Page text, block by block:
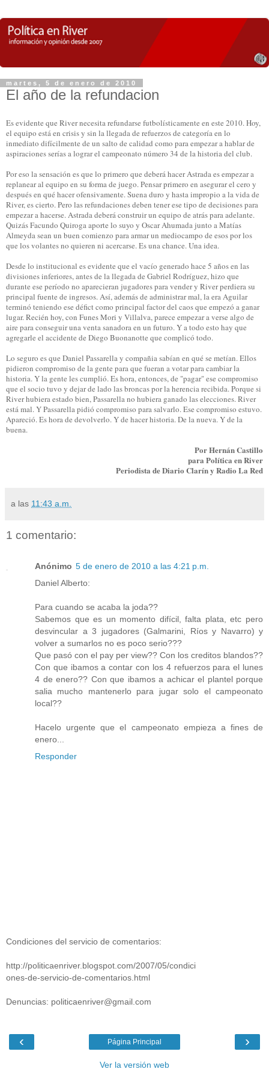
martes, 5 de enero de 2010
El año de la refundacion
Es evidente que River necesita refundarse futbolísticamente en este 2010. Hoy,
el equipo está en crisis y sin la llegada de refuerzos de categoría en lo
inmediato difícilmente de un salto de calidad como para empezar a hablar de
aspiraciones serías a lograr el campeonato número 34 de la historia del club.
Por eso la sensación es que lo primero que deberá hacer Astrada es empezar a
replanear al equipo en su forma de juego. Pensar primero en asegurar el cero y
después en qué hacer ofensivamente. Suena duro y hasta impropio a la vida de
River, es cierto. Pero las refundaciones deben tener ese tipo de decisiones para
empezar a hacerse. Astrada deberá construir un equipo de atrás para adelante.
Quizás Facundo Quiroga aporte lo suyo y Oscar Ahumada junto a Matías
Almeyda sean un buen comienzo para armar un mediocampo de esos por los
que los volantes no quieren ni acercarse. Es una chance. Una idea.
Desde lo institucional es evidente que el vacío generado hace 5 años en las
divisiones inferiores, antes de la llegada de Gabriel Rodríguez, hizo que
durante ese período no aparecieran jugadores para vender y River perdiera su
principal fuente de ingresos. Así, además de administrar mal, la era Aguilar
terminó teniendo ese défict como principal factor del caos que empezó a ganar
lugar. Recién hoy, con Funes Mori y Villalva, parece empezar a verse algo de
aire para conseguir una venta sanadora en un futuro. Y a todo esto hay que
agregarle el accidente de Diego Buonanotte que complicó todo.
Lo seguro es que Daniel Passarella y compañia sabían en qué se metían. Ellos
pidieron compromiso de la gente para que fueran a votar para cambiar la
historia. Y la gente les cumplió. Es hora, entonces, de "pagar" ese compromiso
que el socio tuvo y dejar de lado las broncas por la herencia recibida. Porque si
River hubiera estado bien, Passarella no hubiera ganado las elecciones. River
está mal. Y Passarella pidió compromiso para salvarlo. Ese compromiso estuvo.
Apareció. Es hora de devolverlo. Y de hacer historia. De la nueva. Y de la
buena.
Por Hernán Castillo
para Política en River
Periodista de Diario Clarín y Radio La Red
a las 11:43 a.m.
1 comentario:
Anónimo 5 de enero de 2010 a las 4:21 p.m.
Daniel Alberto:
Para cuando se acaba la joda??
Sabemos que es un momento difícil, falta plata, etc pero
desvincular a 3 jugadores (Galmarini, Ríos y Navarro) y
volver a sumarlos no es poco serio???
Que pasó con el pay per view?? Con los creditos blandos??
Con que ibamos a contar con los 4 refuerzos para el lunes
4 de enero?? Con que ibamos a achicar el plantel porque
salia mucho mantenerlo para jugar solo el campeonato
local??
Hacelo urgente que el campeonato empieza a fines de
enero...
Responder
Condiciones del servicio de comentarios:
http://politicaenriver.blogspot.com/2007/05/condici
ones-de-servicio-de-comentarios.html
Denuncias: politicaenriver@gmail.com
‹ ›
Página Principal
Ver la versión web